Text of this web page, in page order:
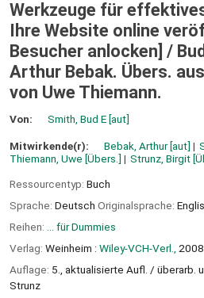
Werkzeuge für
Ihre Website online
Besucher anlocken] /
Arthur Bebak. Übers.
von Uwe Thiemann.
Von: Smith, Bud E[aut]
Mitwirkende(r): Bebak, Arthur[aut]
Thiemann, Uwe [Übers.] Strunz, Birgit
Ressourcentyp: Buch
Sprache: Deutsch Originalsprache:
Reihen:
... für Dummies
Verlag: Weinheim : Wiley-VCH-Verl.,
2008
Auflage: 5., aktualisierte Aufl. / überarb.
Strunz